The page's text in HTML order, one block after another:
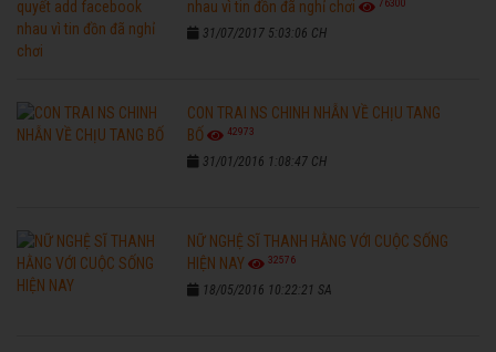
nhau vì tin đồn đã nghỉ chơi
31/07/2017 5:03:06 CH
CON TRAI NS CHINH NHẪN VỀ CHỊU TANG
BỐ
42973
31/01/2016 1:08:47 CH
NỮ NGHỆ SĨ THANH HẰNG VỚI CUỘC SỐNG
HIỆN NAY
32576
18/05/2016 10:22:21 SA